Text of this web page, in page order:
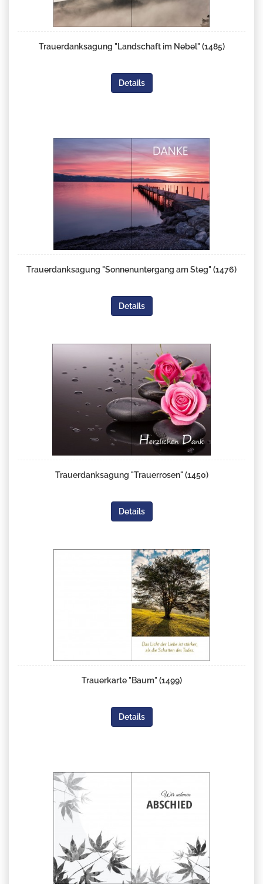
Trauerdanksagung "Landschaft im Nebel" (1485)
Details
Trauerdanksagung "Sonnenuntergang am Steg" (1476)
Details
Trauerdanksagung "Trauerrosen" (1450)
Details
Trauerkarte "Baum" (1499)
Details